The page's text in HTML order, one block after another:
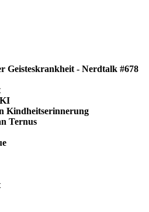
Geisteskrankheit - Nerdtalk #678
Kindheitserinnerung
Ternus